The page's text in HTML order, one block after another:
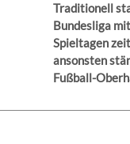
Traditionell
Bundesliga
Spieltagen
ansonsten
Fußball-